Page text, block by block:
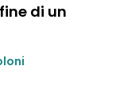
di un